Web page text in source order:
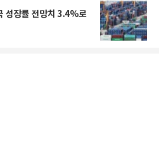
성장률 전망치 3.4%로